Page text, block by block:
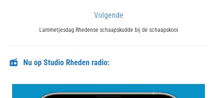
Volgende
Next
Lammetjesdag Rhedense schaapskudde bij de schaapskooi
Nu op Studio Rheden radio: